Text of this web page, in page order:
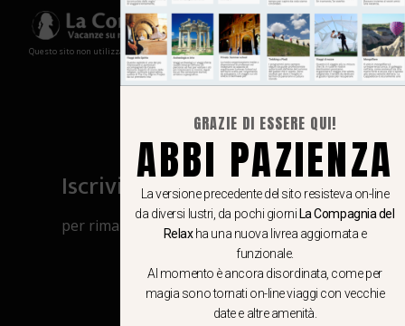
Questo sito non utilizza cookies e non memorizza in alcun modo le tue informazioni
Iscriviti al canale Whatsapp
per rimanere aggiornato su viaggi, eventi
CLICCA QUI
GRAZIE DI ESSERE QUI!
ABBI PAZIENZA
La versione precedente del sito resisteva on-line
da diversi lustri, da pochi giorni La Compagnia del
Relaxha una nuova livrea aggiornata e
funzionale.
Al momento è ancora disordinata, come per
magia sono tornati on-line viaggi con vecchie
date e altre amenità.